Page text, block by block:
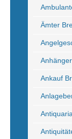
Ämter
Ankauf